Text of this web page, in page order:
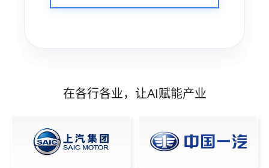
在各行各业，让AI赋能产业